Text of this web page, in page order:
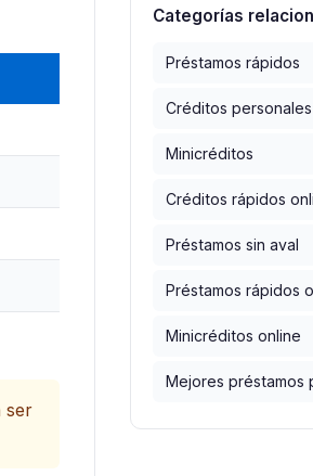
ser
Categorías
Préstamos rápidos
Créditos personales
Minicréditos
Créditos rápidos
Préstamos sin aval
Préstamos rápidos
Minicréditos online
Mejores préstamos